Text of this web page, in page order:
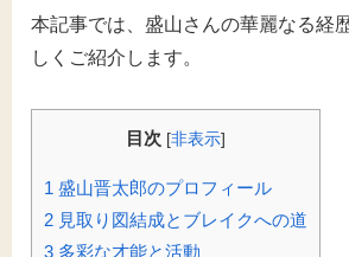
本記事では、盛山さんの華麗なる経
しくご紹介します。
目次 [非表示]
1 盛山晋太郎のプロフィール
2 見取り図結成とブレイクへの道
3 多彩な才能と活動